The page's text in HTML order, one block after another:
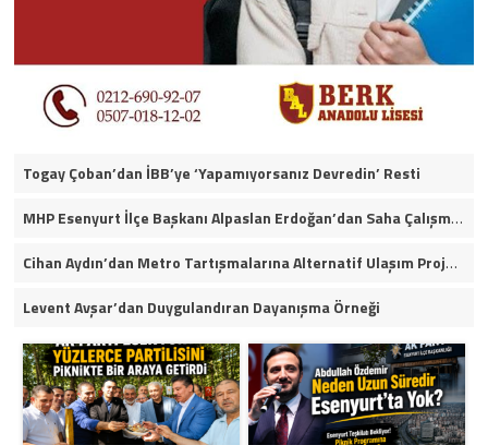
Togay Çoban’dan İBB’ye ‘Yapamıyorsanız Devredin’ Resti
MHP Esenyurt İlçe Başkanı Alpaslan Erdoğan’dan Saha Çalışmaları ve Yerel Gündeme İlişkin Açıklamalar
Cihan Aydın’dan Metro Tartışmalarına Alternatif Ulaşım Projesi
Levent Avşar’dan Duygulandıran Dayanışma Örneği